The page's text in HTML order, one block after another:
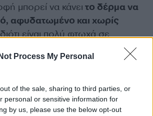
Process My Personal
of the sale, sharing to third parties, or
personal or sensitive information for
by us, please use the below opt-out
μπορεί να κάνει το δέρμα να
αφυδατωμένο και χωρίς
είναι πολύ φτωχά σε
την υποστήριξη της υγείας του
γήρανσης.